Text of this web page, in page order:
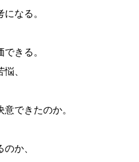
なる。
きる。
、
できたのか。
か、